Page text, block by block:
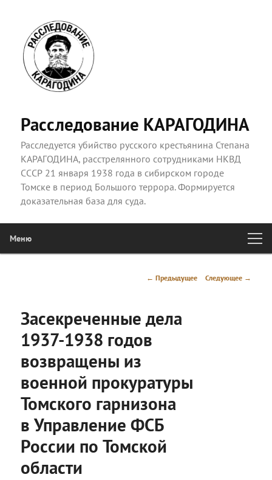
Расследование КАРАГОДИНА
Расследуется убийство русского крестьянина Степана
КАРАГОДИНА, расстрелянного сотрудниками НКВД
СССР 21 января 1938 года в сибирском городе
Томске в период Большого террора. Формируется
доказательная база для суда.
Меню
Навигация
← Предыдущее Следующее →
Засекреченные дела
1937-1938 годов
возвращены из
военной прокуратуры
Томского гарнизона
в Управление ФСБ
России по Томской
области